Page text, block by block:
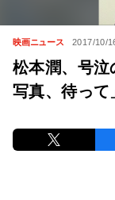
映画ニュース 2017/10/
松本潤、号泣
写真、待って